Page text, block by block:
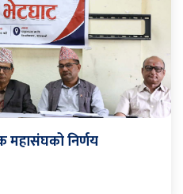
महासंघको निर्णय